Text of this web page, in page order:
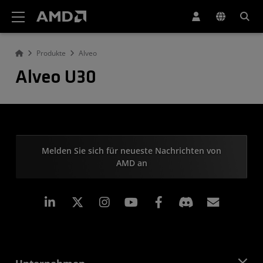
Produkte Alveo
Alveo U30
Melden Sie sich für neueste Nachrichten von
AMD an
LinkedIn Instagram Facebook